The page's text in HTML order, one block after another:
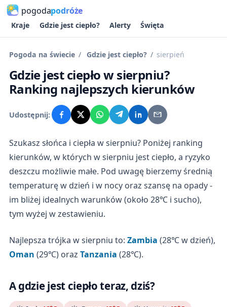
pogodapodróże
Kraje Gdzie jest ciepło? Alerty Święta
Pogoda na świecie Gdzie jest ciepło? sierpień
Gdzie jest ciepło w sierpniu?
Ranking najlepszych kierunków
Udostępnij:
Szukasz słońca i ciepła w sierpniu? Poniżej ranking
kierunków, w których w sierpniu jest ciepło, a ryzyko
deszczu możliwie małe. Pod uwagę bierzemy średnią
temperaturę w dzień i w nocy oraz szansę na opady -
im bliżej idealnych warunków (około 28℃ i sucho),
tym wyżej w zestawieniu.
Najlepsza trójka w sierpniu to: Zambia (28℃ w dzień),
Oman (29℃) oraz Tanzania (28℃).
A gdzie jest ciepło teraz, dziś?